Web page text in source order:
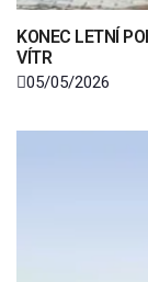
KONEC LETNÍ
VÍTR
05/05/2026